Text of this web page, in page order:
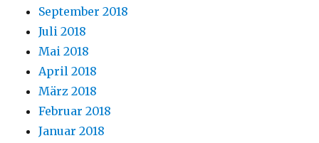
September 2018
Juli 2018
Mai 2018
April 2018
März 2018
Februar 2018
Januar 2018